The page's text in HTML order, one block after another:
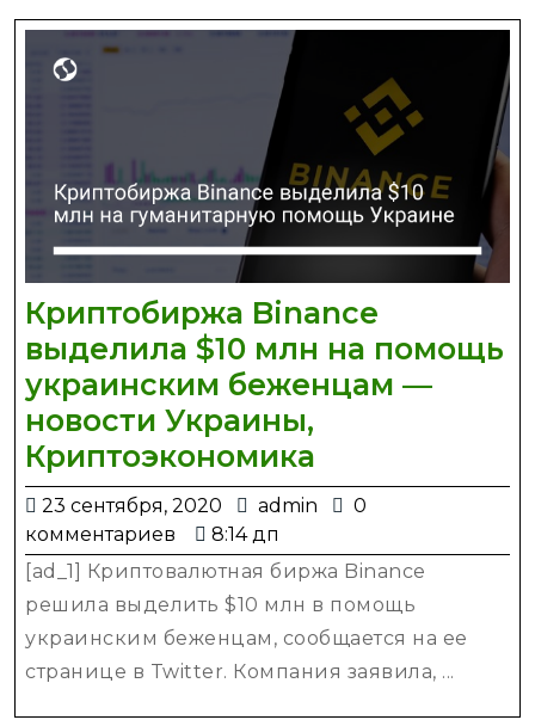
Криптобиржа Binance
выделила $10 млн на помощь
украинским беженцам —
новости Украины,
Криптоэкономика
Binance
$10
млн
на
помощь
23 сентября, 2020
23
сентября,
2020
admin admin
0
комментариев
8:14 дп
[ad_1] Криптовалютная биржа Binance
решила выделить $10 млн в помощь
украинским беженцам, сообщается на ее
странице в Twitter. Компания заявила, ...